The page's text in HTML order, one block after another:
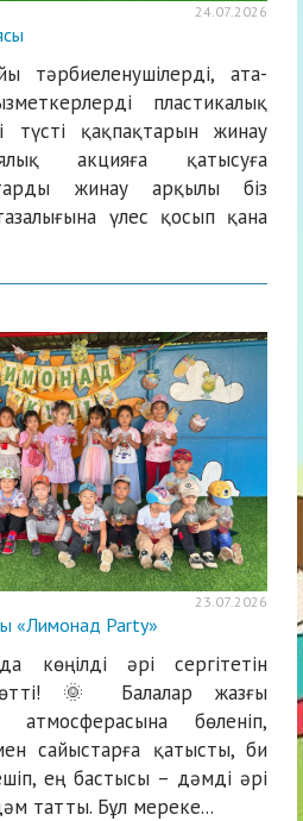
24.07.2026
тәрбиеленушілерді, ата-
пластикалық
түсті қақпақтарын жинау
акцияға қатысуға
жинау арқылы біз
үлес қосып қана
23.07.2026
«Лимонад Party»
көңілді әрі сергітетін
🌞 Балалар жазғы
бөленіп,
сайыстарға қатысты, би
ең бастысы – дәмді әрі
татты. Бұл мереке...